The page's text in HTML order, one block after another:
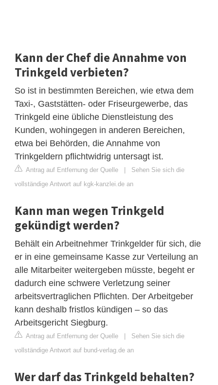
Kann der Chef die Annahme von
Trinkgeld verbieten?
So ist in bestimmten Bereichen, wie etwa dem
Taxi-, Gaststätten- oder Friseurgewerbe, das
Trinkgeld eine übliche Dienstleistung des
Kunden, wohingegen in anderen Bereichen,
etwa bei Behörden, die Annahme von
Trinkgeldern pflichtwidrig untersagt ist.
Antrag auf Entfernung der Quelle | Sehen Sie sich die
vollständige Antwort auf kgk-kanzlei.de an
Kann man wegen Trinkgeld
gekündigt werden?
Behält ein Arbeitnehmer Trinkgelder für sich, die
er in eine gemeinsame Kasse zur Verteilung an
alle Mitarbeiter weitergeben müsste, begeht er
dadurch eine schwere Verletzung seiner
arbeitsvertraglichen Pflichten. Der Arbeitgeber
kann deshalb fristlos kündigen – so das
Arbeitsgericht Siegburg.
Antrag auf Entfernung der Quelle | Sehen Sie sich die
vollständige Antwort auf bund-verlag.de an
Wer darf das Trinkgeld behalten?